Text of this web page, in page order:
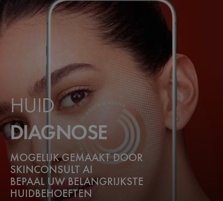
HUID
DIAGNOSE
MOGELIJK GEMAAKT DOOR
SKINCONSULT AI
BEPAAL UW BELANGRIJKSTE
HUIDBEHOEFTEN